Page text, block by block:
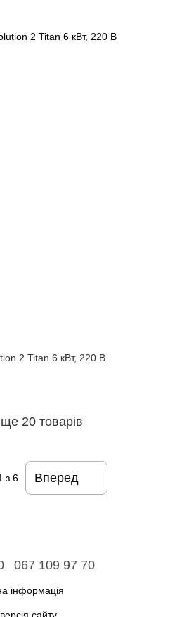
2 Titan 6 кВт, 220 В
20 товарів
з 6 Вперед
067 109 97 70
інформація